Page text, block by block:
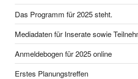
Das Programm für 2025 steht.
Mediadaten für Inserate sowie
Anmeldebogen für 2025 online
Erstes Planungstreffen